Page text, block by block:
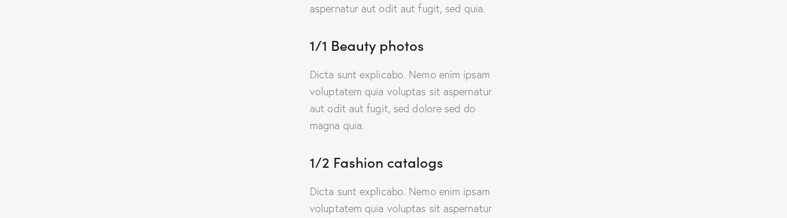
aspernatur aut odit aut fugit, sed quia.
1/1 Beauty photos
Dicta sunt explicabo. Nemo enim ipsam
voluptatem quia voluptas sit aspernatur
aut odit aut fugit, sed dolore sed do
magna quia.
1/2 Fashion catalogs
Dicta sunt explicabo. Nemo enim ipsam
voluptatem quia voluptas sit aspernatur